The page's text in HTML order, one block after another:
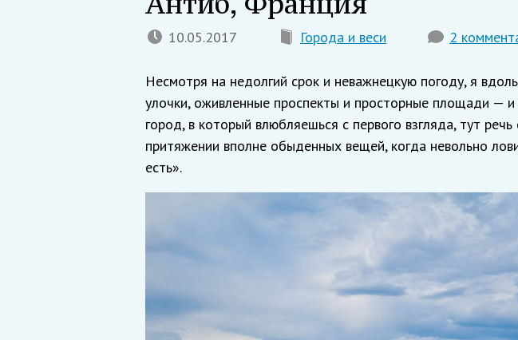
10.05.2017 Города и веси 2
Несмотря на недолгий срок и неважнецкую погоду, я
улочки, оживленные проспекты и просторные площади —
город, в который влюбляешься с первого взгляда, тут
притяжении вполне обыденных вещей, когда невольно
есть».